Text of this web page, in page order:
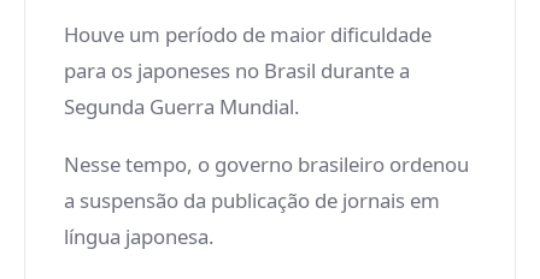
Houve um período de maior dificuldade
para os japoneses no Brasil durante a
Segunda Guerra Mundial.
Nesse tempo, o governo brasileiro ordenou
a suspensão da publicação de jornais em
língua japonesa.